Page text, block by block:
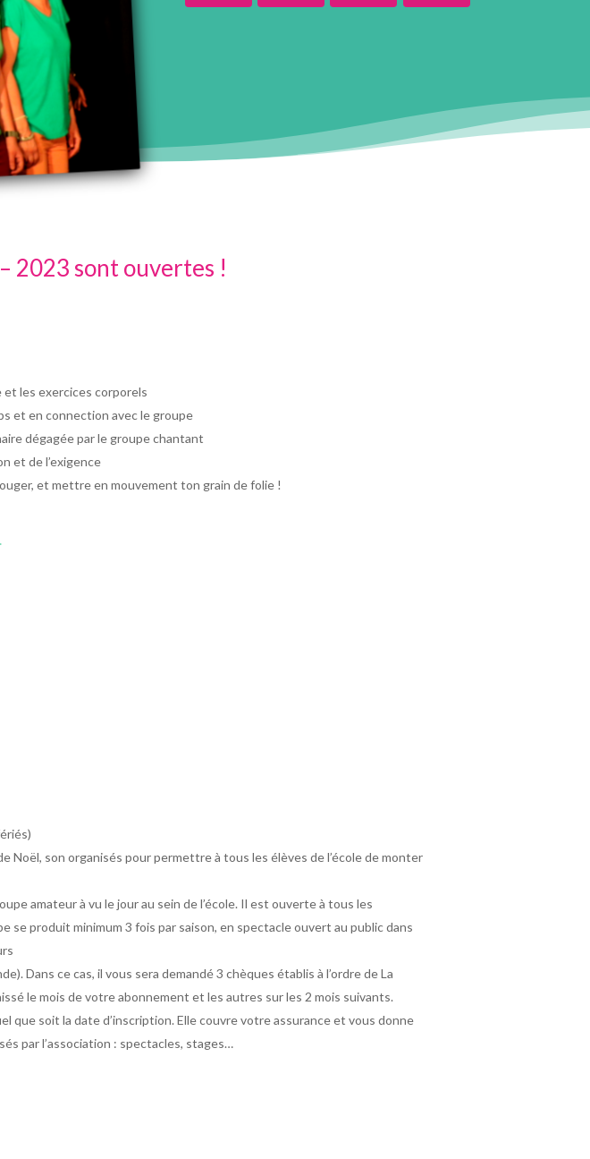
2023 sont ouvertes !
les exercices corporels
et en connection avec le groupe
dégagée par le groupe chantant
et de l’exigence
et mettre en mouvement ton grain de folie !
Noël, son organisés pour permettre à tous les élèves de l’école de monter
amateur à vu le jour au sein de l’école. Il est ouverte à tous les
produit minimum 3 fois par saison, en spectacle ouvert au public dans
Dans ce cas, il vous sera demandé 3 chèques établis à l’ordre de La
le mois de votre abonnement et les autres sur les 2 mois suivants.
que soit la date d’inscription. Elle couvre votre assurance et vous donne
par l’association : spectacles, stages…